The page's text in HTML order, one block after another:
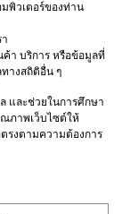
มพิวเตอร์ของท่าน
า บริการ หรือข้อมูลที่
างสถิติอื่น ๆ
และช่วยในการศึกษา
ภาพเว็บไซต์ให้
รงตามความต้องการ